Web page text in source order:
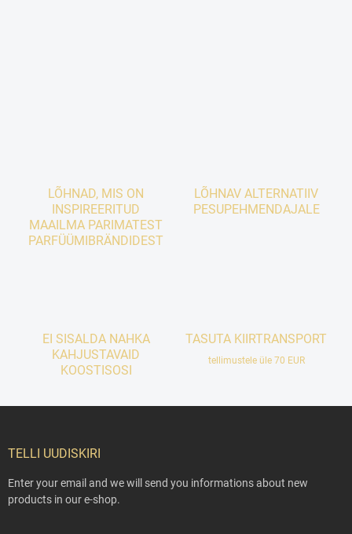
LÕHNAD, MIS ON
INSPIREERITUD
MAAILMA PARIMATEST
PARFÜÜMIBRÄNDIDEST
LÕHNAV ALTERNATIIV
PESUPEHMENDAJALE
EI SISALDA NAHKA
KAHJUSTAVAID
KOOSTISOSI
TASUTA KIIRTRANSPORT
tellimustele üle 70 EUR
TELLI UUDISKIRI
Enter your email and we will send you informations about new
products in our e-shop.